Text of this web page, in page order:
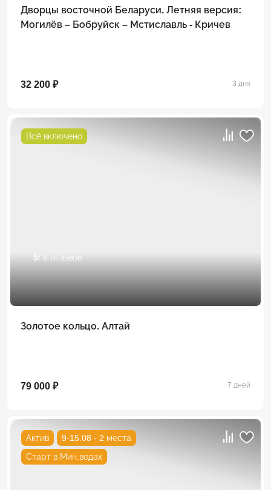
Дворцы восточной Беларуси. Летняя версия:
Могилёв – Бобруйск – Мстиславль - Кричев
32 200 ₽ 3 дня
Всё включено
5/ 8 отзывов
Золотое кольцо. Алтай
79 000 ₽ 7 дней
Актив
9-15.08 - 2 места
Старт в Мин.водах